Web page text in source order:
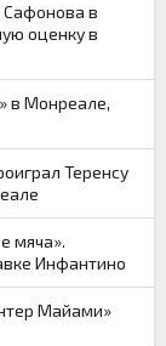
Сафонова в
оценку в
в Монреале,
Теренсу
мяча».
Инфантино
Майами»